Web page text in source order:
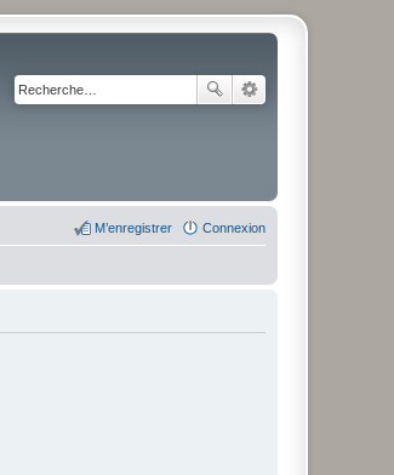
Connexion
M’enregistrer